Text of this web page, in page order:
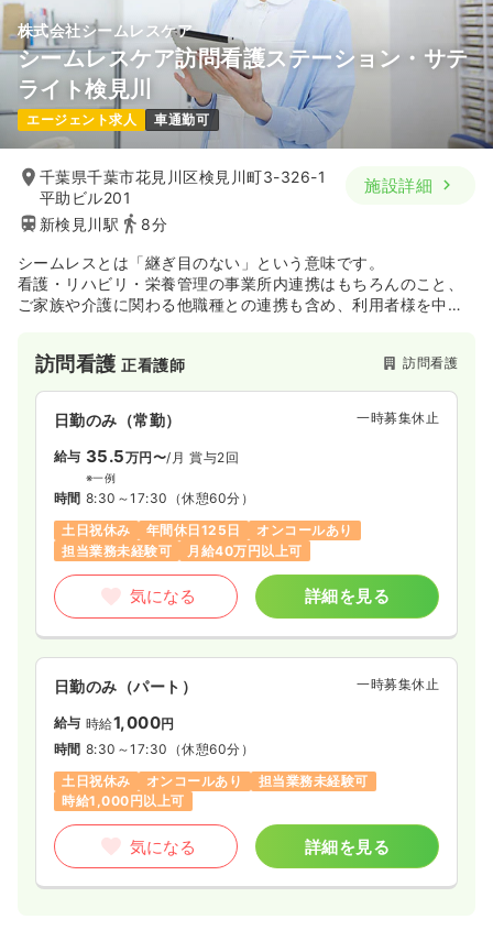
株式会社シームレスケア
シームレスケア訪問看護ステーション・サテ
ライト検見川
エージェント求人 車通勤可
千葉県千葉市花見川区検見川町3-326-1
平助ビル201
新検見川駅
8分
施設詳細
シームレスとは「継ぎ目のない」という意味です。
看護・リハビリ・栄養管理の事業所内連携はもちろんのこと、
ご家族や介護に関わる他職種との連携も含め、利用者様を中心
訪問看護正看護師 訪問看護
日勤のみ（常勤） 一時募集休止
給与 35.5万円〜/月 賞与2回
※一例
時間 8:30～17:30 （休憩60分）
土日祝休み
年間休日125日
オンコールあり
担当業務未経験可
月給40万円以上可
気になる 詳細を見る
日勤のみ（パート） 一時募集休止
給与 時給1,000円
時間 8:30～17:30 （休憩60分）
土日祝休み
オンコールあり
担当業務未経験可
時給1,000円以上可
気になる 詳細を見る